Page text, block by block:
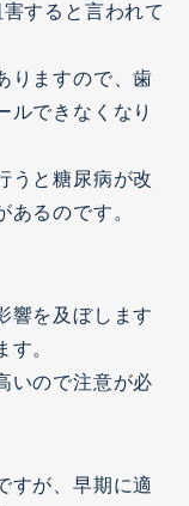
すると言われて
りますので、歯
ルできなくなり
うと糖尿病が改
るのです。
響を及ぼします
。
いので注意が必
すが、早期に適